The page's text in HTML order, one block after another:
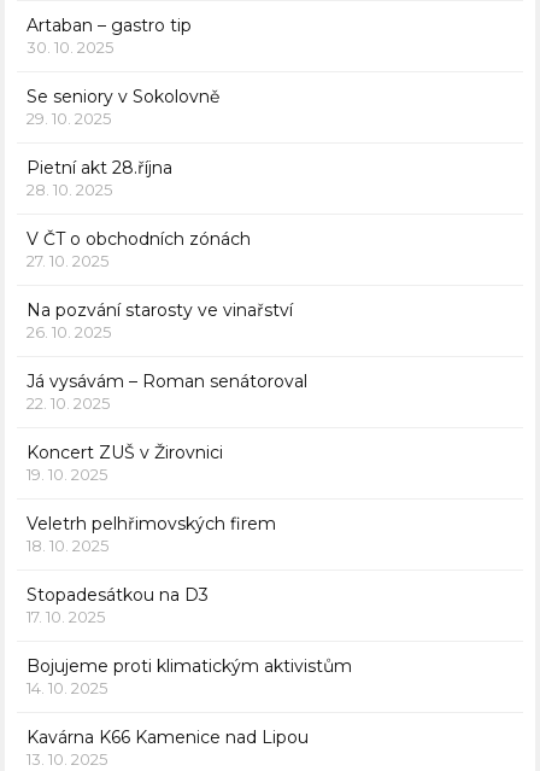
Artaban – gastro tip
30. 10. 2025
Se seniory v Sokolovně
29. 10. 2025
Pietní akt 28.října
28. 10. 2025
V ČT o obchodních zónách
27. 10. 2025
Na pozvání starosty ve vinařství
26. 10. 2025
Já vysávám – Roman senátoroval
22. 10. 2025
Koncert ZUŠ v Žirovnici
19. 10. 2025
Veletrh pelhřimovských firem
18. 10. 2025
Stopadesátkou na D3
17. 10. 2025
Bojujeme proti klimatickým aktivistům
14. 10. 2025
Kavárna K66 Kamenice nad Lipou
13. 10. 2025